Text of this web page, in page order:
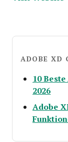
ADOBE XD
10
2026
Adobe